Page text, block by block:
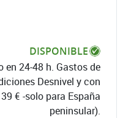
DISPONIBLE
en 24-48 h. Gastos de
Desnivel y con
€ -solo para España
peninsular).